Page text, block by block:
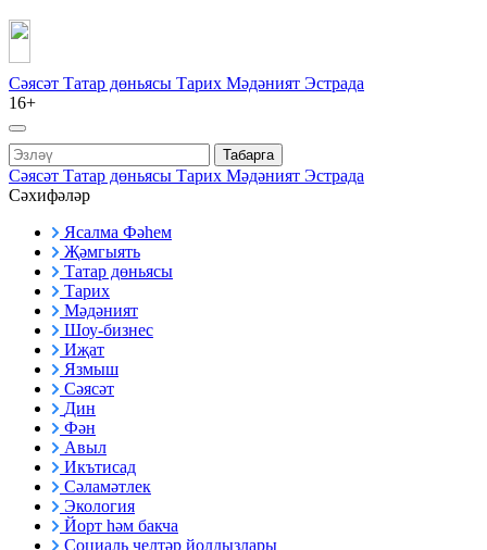
Сәясәт Татар дөньясы Тарих Мәдәният Эстрада
16+
Табарга
Сәясәт Татар дөньясы Тарих Мәдәният Эстрада
Сәхифәләр
Ясалма Фәһем
Җәмгыять
Татар дөньясы
Тарих
Мәдәният
Шоу-бизнес
Иҗат
Язмыш
Сәясәт
Дин
Фән
Авыл
Икътисад
Сәламәтлек
Экология
Йорт һәм бакча
Социаль челтәр йолдызлары